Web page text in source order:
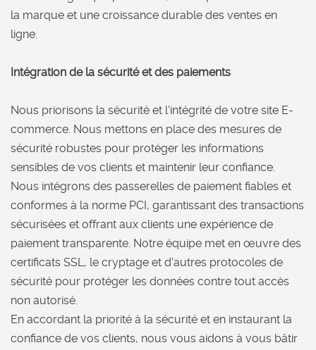
la marque et une croissance durable des ventes en
ligne.
Intégration de la sécurité et des paiements
Nous priorisons la sécurité et l'intégrité de votre site E-
commerce. Nous mettons en place des mesures de
sécurité robustes pour protéger les informations
sensibles de vos clients et maintenir leur confiance.
Nous intégrons des passerelles de paiement fiables et
conformes à la norme PCI, garantissant des transactions
sécurisées et offrant aux clients une expérience de
paiement transparente. Notre équipe met en œuvre des
certificats SSL, le cryptage et d'autres protocoles de
sécurité pour protéger les données contre tout accès
non autorisé.
En accordant la priorité à la sécurité et en instaurant la
confiance de vos clients, nous vous aidons à vous bâtir